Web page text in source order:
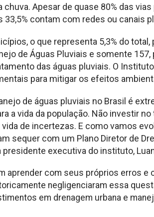
chuva. Apesar de quase 80% das
33,5% contam com redes ou canais
o que representa 5,3% do
de Águas Pluviais e somente 157,
das águas pluviais. O
para mitigar os efeitos
de águas pluviais no Brasil é
a vida da população. Não investir
de incertezas. E como vamos
sequer com um Plano Diretor de
presidente executiva do instituto,
aprender com seus próprios erros e
negligenciaram essa
em drenagem urbana e